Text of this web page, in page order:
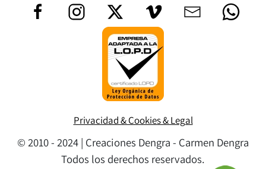
Privacidad & Cookies & Legal
© 2010 - 2024 | Creaciones Dengra - Carmen Dengra
Todos los derechos reservados.